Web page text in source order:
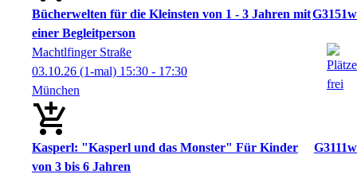
Bücherwelten für die Kleinsten von 1 - 3 Jahren mit
einer Begleitperson
G3151w
Machtlfinger Straße
03.10.26 (1-mal) 15:30 - 17:30
München
Kasperl: "Kasperl und das Monster" Für Kinder
von 3 bis 6 Jahren
G3111w